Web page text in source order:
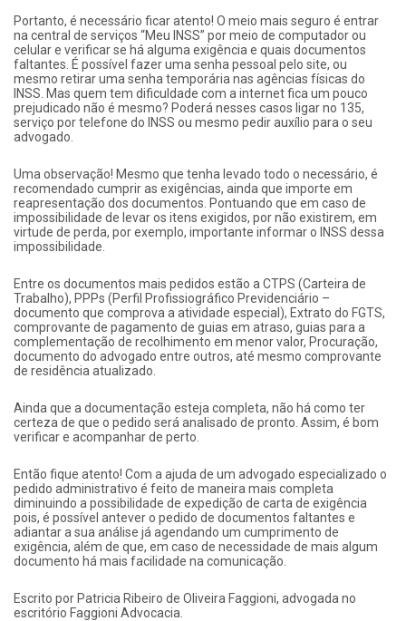
Portanto, é necessário ficar atento! O meio mais seguro é entrar
na central de serviços “Meu INSS” por meio de computador ou
celular e verificar se há alguma exigência e quais documentos
faltantes. É possível fazer uma senha pessoal pelo site, ou
mesmo retirar uma senha temporária nas agências físicas do
INSS. Mas quem tem dificuldade com a internet fica um pouco
prejudicado não é mesmo? Poderá nesses casos ligar no 135,
serviço por telefone do INSS ou mesmo pedir auxílio para o seu
advogado.
Uma observação! Mesmo que tenha levado todo o necessário, é
recomendado cumprir as exigências, ainda que importe em
reapresentação dos documentos. Pontuando que em caso de
impossibilidade de levar os itens exigidos, por não existirem, em
virtude de perda, por exemplo, importante informar o INSS dessa
impossibilidade.
Entre os documentos mais pedidos estão a CTPS (Carteira de
Trabalho), PPPs (Perfil Profissiográfico Previdenciário –
documento que comprova a atividade especial), Extrato do FGTS,
comprovante de pagamento de guias em atraso, guias para a
complementação de recolhimento em menor valor, Procuração,
documento do advogado entre outros, até mesmo comprovante
de residência atualizado.
Ainda que a documentação esteja completa, não há como ter
certeza de que o pedido será analisado de pronto. Assim, é bom
verificar e acompanhar de perto.
Então fique atento! Com a ajuda de um advogado especializado o
pedido administrativo é feito de maneira mais completa
diminuindo a possibilidade de expedição de carta de exigência
pois, é possível antever o pedido de documentos faltantes e
adiantar a sua análise já agendando um cumprimento de
exigência, além de que, em caso de necessidade de mais algum
documento há mais facilidade na comunicação.
Escrito por Patricia Ribeiro de Oliveira Faggioni, advogada no
escritório Faggioni Advocacia.